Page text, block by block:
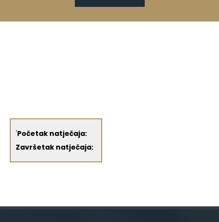
'Početak natječaja:
Završetak natječaja: